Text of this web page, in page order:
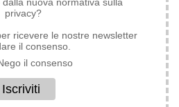
privacy?
ricevere le nostre newsletter
il consenso.
il consenso